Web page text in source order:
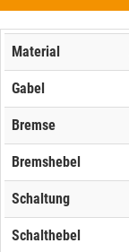
Material
Gabel
Bremse
Bremshebel
Schaltung
Schalthebel